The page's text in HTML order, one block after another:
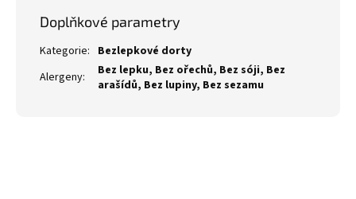
Doplňkové parametry
Kategorie: Bezlepkové dorty
Alergeny:
Bez lepku, Bez ořechů, Bez sóji, Bez
arašídů, Bez lupiny, Bez sezamu